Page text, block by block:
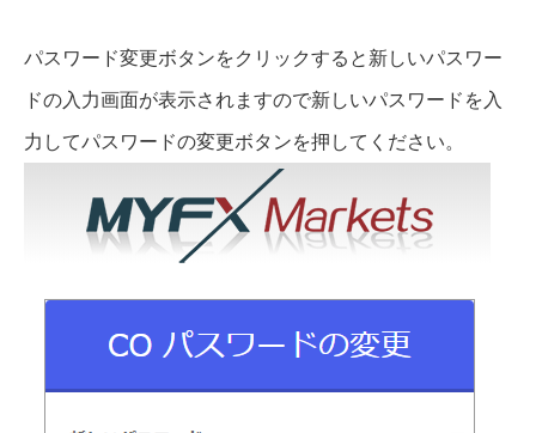
パスワード変更ボタンをクリックすると新しいパスワー
ドの入力画面が表示されますので新しいパスワードを入
力してパスワードの変更ボタンを押してください。